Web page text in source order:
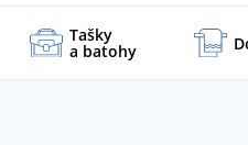
Tašky
a batohy